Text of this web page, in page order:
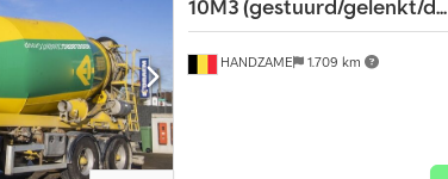
HANDZAME 1.709 km
10M3 (gestuurd/gelenkt/d...